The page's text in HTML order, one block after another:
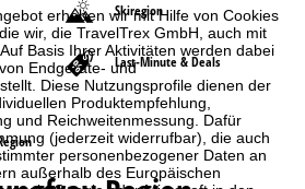
erheben wir mit Hilfe von Cookies
wir, die TravelTrex GmbH, auch mit
Basis Ihrer Aktivitäten werden dabei
Endgeräte- und
Diese Nutzungsprofile dienen der
Produktempfehlung,
und Reichweitenmessung. Dafür
(jederzeit widerrufbar), die auch
personenbezogener Daten an
außerhalb des Europäischen
Skiregion
Last-Minute & Deals